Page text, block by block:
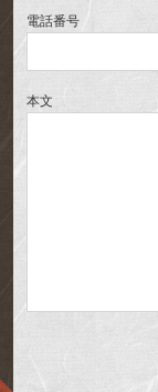
電話番号
本文